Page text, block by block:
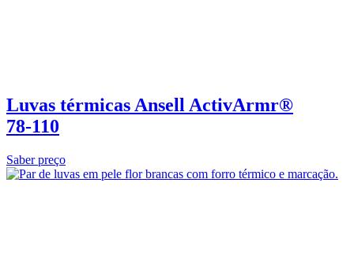
Luvas térmicas Ansell ActivArmr®
78‑110
Saber preço